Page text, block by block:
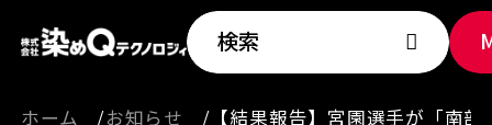
検索
ホーム お知らせ 【結果報告】宮園選手が「南